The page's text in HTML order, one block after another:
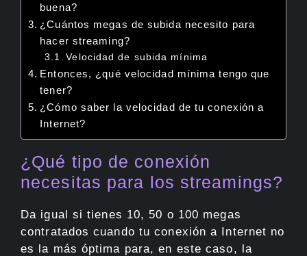
buena?
¿Cuántos megas de subida necesito para
hacer streaming?
Velocidad de subida mínima
Entonces, ¿qué velocidad mínima tengo que
tener?
¿Cómo saber la velocidad de tu conexión a
Internet?
¿Qué tipo de conexión
necesitas para los streamings?
Da igual si tienes 10, 50 o 100 megas
contratados cuando tu conexión a Internet no
es la más óptima para, en este caso, la